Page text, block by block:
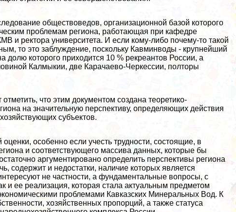
обществоведов, организационной базой которого
проблемам региона, работающая при кафедре
и ректора университета. И если кому-либо почему-то такой
то это заблуждение, поскольку Кавминводы - крупнейший
долю которого приходится 10 % рекреантов России, а
Калмыкии, две Карачаево-Черкессии, полторы
что этим документом создана теоретико-
на значительную перспективу, определяющих действия
субъектов.
особенно если учесть трудности, состоящие, в
и соответствующего массива данных, которые бы
аргументировано определить перспективы региона
содержит и недостатки, наличие которых является
не частности, а фундаментальные вопросы, с
и ее реализация, которая стала актуальным предметом
проблемами Кавказских Минеральных Вод. К
хозяйственных пропорций, а также статуса